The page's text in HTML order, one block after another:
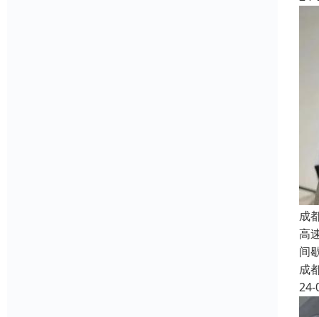
成
高
间
成
24-